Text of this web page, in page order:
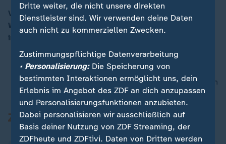
00:15
Ver.di ruft erneut zu Warnstreiks im Handel auf / EU-
Westbalkan-Gipfel in Montenegro / Tennisstar Zverev
im French-Open-Halbfinale
nach oben
Dritte weiter, die nicht unsere direkten
Dienstleister sind. Wir verwenden deine Daten
auch nicht zu kommerziellen Zwecken.
Zustimmungspflichtige Datenverarbeitung
• Personalisierung:Die Speicherung von
bestimmten Interaktionen ermöglicht uns, dein
Erlebnis im Angebot des ZDF an dich anzupassen
und Personalisierungsfunktionen anzubieten.
Dabei personalisieren wir ausschließlich auf
Basis deiner Nutzung von ZDF Streaming, der
ZDFheute und ZDFtivi. Daten von Dritten werden